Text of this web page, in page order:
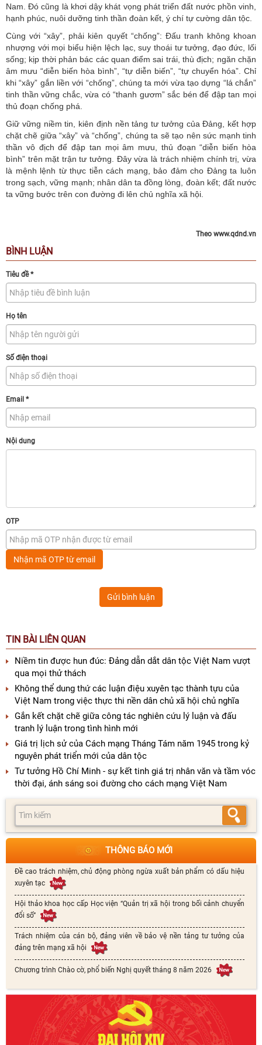
Nam. Đó cũng là khơi dậy khát vọng phát triển đất nước phồn vinh,
hạnh phúc, nuôi dưỡng tinh thần đoàn kết, ý chí tự cường dân tộc.
Cùng với “xây”, phải kiên quyết “chống”: Đấu tranh không khoan
nhượng với mọi biểu hiện lệch lạc, suy thoái tư tưởng, đạo đức, lối
sống; kịp thời phản bác các quan điểm sai trái, thù địch; ngăn chặn
âm mưu “diễn biến hòa bình”, “tự diễn biến”, “tự chuyển hóa”. Chỉ
khi “xây” gắn liền với “chống”, chúng ta mới vừa tạo dựng “lá chắn”
tinh thần vững chắc, vừa có “thanh gươm” sắc bén để đập tan mọi
thủ đoạn chống phá.
Giữ vững niềm tin, kiên định nền tảng tư tưởng của Đảng, kết hợp
chặt chẽ giữa “xây” và “chống”, chúng ta sẽ tạo nên sức mạnh tinh
thần vô địch để đập tan mọi âm mưu, thủ đoạn “diễn biến hòa
bình” trên mặt trận tư tưởng. Đây vừa là trách nhiệm chính trị, vừa
là mệnh lệnh từ thực tiễn cách mạng, bảo đảm cho Đảng ta luôn
trong sạch, vững mạnh; nhân dân ta đồng lòng, đoàn kết; đất nước
ta vững bước trên con đường đi lên chủ nghĩa xã hội.
Theo www.qdnd.vn
BÌNH LUẬN
Tiêu đề*
Họ tên
Số điện thoại
Email *
Nội dung
OTP
Nhận mã OTP từ email
Gửi bình luận
TIN BÀI LIÊN QUAN
Niềm tin được hun đúc: Đảng dẫn dắt dân tộc Việt Nam vượt
qua mọi thử thách
Không thể dung thứ các luận điệu xuyên tạc thành tựu của
Việt Nam trong việc thực thi nền dân chủ xã hội chủ nghĩa
Gắn kết chặt chẽ giữa công tác nghiên cứu lý luận và đấu
tranh lý luận trong tình hình mới
Giá trị lịch sử của Cách mạng Tháng Tám năm 1945 trong kỷ
nguyên phát triển mới của dân tộc
Tư tưởng Hồ Chí Minh - sự kết tinh giá trị nhân văn và tầm vóc
thời đại, ánh sáng soi đường cho cách mạng Việt Nam
THÔNG BÁO MỚI
Đề cao trách nhiệm, chủ động phòng ngừa xuất bản phẩm có dấu hiệu
xuyên tạc
Hội thảo khoa học cấp Học viện “Quản trị xã hội trong bối cảnh chuyển
đổi số”
Trách nhiệm của cán bộ, đảng viên về bảo vệ nền tảng tư tưởng của
đảng trên mạng xã hội
Chương trình Chào cờ, phổ biến Nghị quyết tháng 8 năm 2026